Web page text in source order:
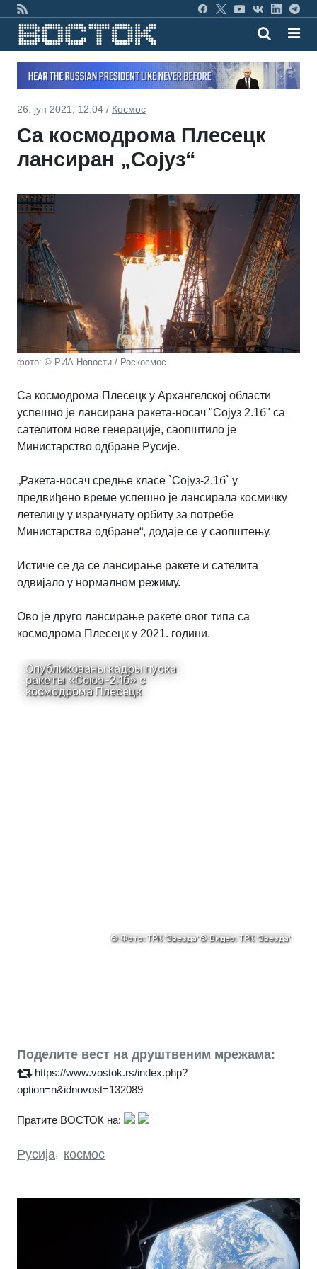
26. јун 2021, 12:04 / Космос
Са космодрома Плесецк
лансиран „Сојуз“
фото: © РИА Новости / Роскосмос
Са космодрома Плесецк у Архангелској области
успешно је лансирана ракета-носач "Сојуз 2.1б" са
сателитом нове генерације, саопштило је
Министарство одбране Русије.
„Ракета-носач средње класе `Сојуз-2.1б` у
предвиђено време успешно је лансирала космичку
летелицу у израчунату орбиту за потребе
Министарства одбране“, додаје се у саопштењу.
Истиче се да се лансирање ракете и сателита
одвијало у нормалном режиму.
Ово је друго лансирање ракете овог типа са
космодрома Плесецк у 2021. години.
Поделите вест на друштвеним мрежама:
https://www.vostok.rs/index.php?
option=n&idnovost=132089
Пратите ВОСТОК на:
Русија, космос